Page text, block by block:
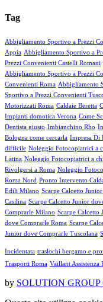
Tag
Abbigliamento Sportivo a Prezzi
Appia Abbigliamento Sportivo a
Prezzi Convenienti Castelli Romani
Abbigliamento Sportivo a Prezzi
Convenienti Roma Abbigliamento
Sportivo a Prezzi Convenienti
Motorizzati Roma Caldaie Beretta
Impianti domotica Verona Come
Dentista giusto Imbianchino Rho
Bologna come cercarla Impresa Di
difficile Noleggio Fotocopiatrici a
Latina Noleggio Fotocopiatrici a
Rivolgersi a Roma Noleggio
Roma Nord Pronto Intervento
Edili Milano Scarpe Calcetto
Casilina Scarpe Calcetto Junior
Comprarle Milano Scarpe Calcetto
dove Comprarle Roma Scarpe
Junior dove Comprarle Tuscolana
Incidentata traslochi bergamo e
Trasporti Roma Vaillant Assistenza
by SOLUTION